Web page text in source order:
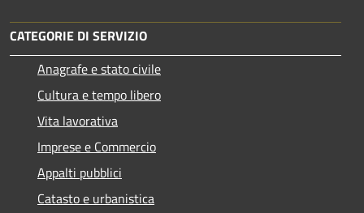
CATEGORIE DI SERVIZIO
Anagrafe e stato civile
Cultura e tempo libero
Vita lavorativa
Imprese e Commercio
Appalti pubblici
Catasto e urbanistica